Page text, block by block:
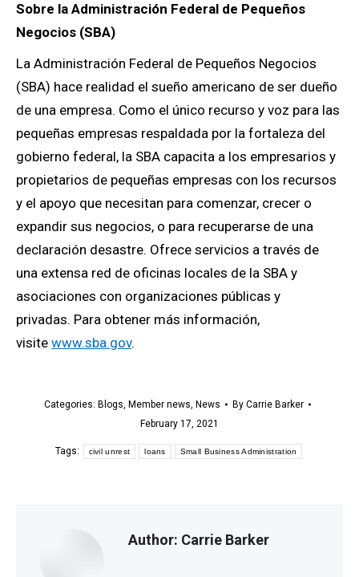
Sobre la Administración Federal de Pequeños
Negocios (SBA)
La Administración Federal de Pequeños Negocios
(SBA) hace realidad el sueño americano de ser dueño
de una empresa. Como el único recurso y voz para las
pequeñas empresas respaldada por la fortaleza del
gobierno federal, la SBA capacita a los empresarios y
propietarios de pequeñas empresas con los recursos
y el apoyo que necesitan para comenzar, crecer o
expandir sus negocios, o para recuperarse de una
declaración desastre. Ofrece servicios a través de
una extensa red de oficinas locales de la SBA y
asociaciones con organizaciones públicas y
privadas. Para obtener más información,
visite www.sba.gov.
Categories: Blogs, Member news, News By Carrie Barker
February 17, 2021
Tags: civil unrest loans Small Business Administration
Author: Carrie Barker